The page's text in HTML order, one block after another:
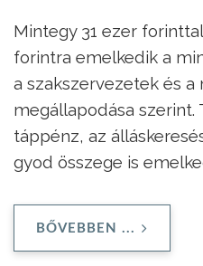
Mintegy 31 ezer
forintra emelkedik a
a szakszervezetek és
megállapodása
táppénz, az
gyod összege is
BŐVEBBEN ...